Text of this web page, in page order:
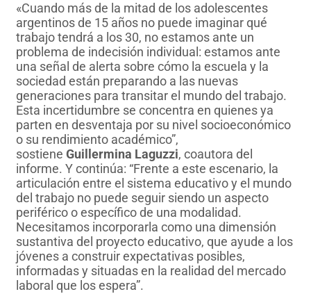
«Cuando más de la mitad de los adolescentes
argentinos de 15 años no puede imaginar qué
trabajo tendrá a los 30, no estamos ante un
problema de indecisión individual: estamos ante
una señal de alerta sobre cómo la escuela y la
sociedad están preparando a las nuevas
generaciones para transitar el mundo del trabajo.
Esta incertidumbre se concentra en quienes ya
parten en desventaja por su nivel socioeconómico
o su rendimiento académico”,
sostiene Guillermina Laguzzi, coautora del
informe. Y continúa: “Frente a este escenario, la
articulación entre el sistema educativo y el mundo
del trabajo no puede seguir siendo un aspecto
periférico o específico de una modalidad.
Necesitamos incorporarla como una dimensión
sustantiva del proyecto educativo, que ayude a los
jóvenes a construir expectativas posibles,
informadas y situadas en la realidad del mercado
laboral que los espera”.